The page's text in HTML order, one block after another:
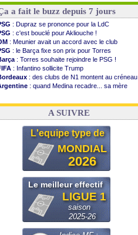
a fait le buzz depuis 7 jours
: Dupraz se prononce pour la LdC
: c'est bouclé pour Akliouche !
: Meunier avait un accord avec le club
: le Barça fixe son prix pour Torres
: Torres souhaite rejoindre le PSG !
: Infantino sollicite Trump
: des clubs de N1 montent au créneau
: quand Medina recadre... sa mère
: Paixão attire un 2e club anglais
A SUIVRE
L'equipe type de
MONDIAL
2026
Le meilleur effectif
LIGUE 1
saison
2025-26